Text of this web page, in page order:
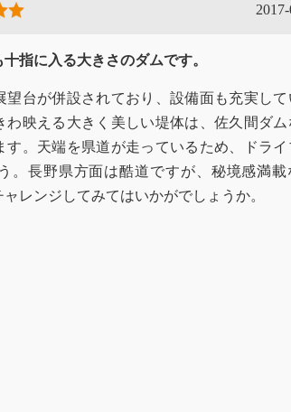
指に入る大きさのダムです。
望台が併設されており、設備面も充実して
わ映える大きく美しい堤体は、佐久間ダム
す。天端を県道が走っているため、ドライ
。長野県方面は酷道ですが、秘境感満載
レンジしてみてはいかがでしょうか。